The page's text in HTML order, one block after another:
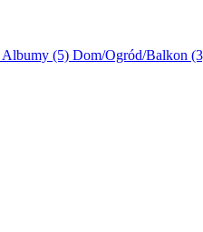
Albumy (5) Dom/Ogród/Balkon